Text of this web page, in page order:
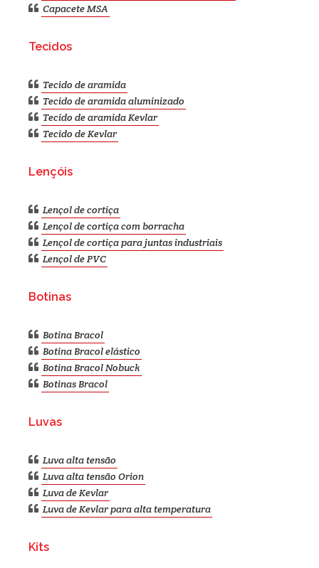
Capacete MSA
Tecidos
Tecido de aramida
Tecido de aramida aluminizado
Tecido de aramida Kevlar
Tecido de Kevlar
Lençóis
Lençol de cortiça
Lençol de cortiça com borracha
Lençol de cortiça para juntas industriais
Lençol de PVC
Botinas
Botina Bracol
Botina Bracol elástico
Botina Bracol Nobuck
Botinas Bracol
Luvas
Luva alta tensão
Luva alta tensão Orion
Luva de Kevlar
Luva de Kevlar para alta temperatura
Kits